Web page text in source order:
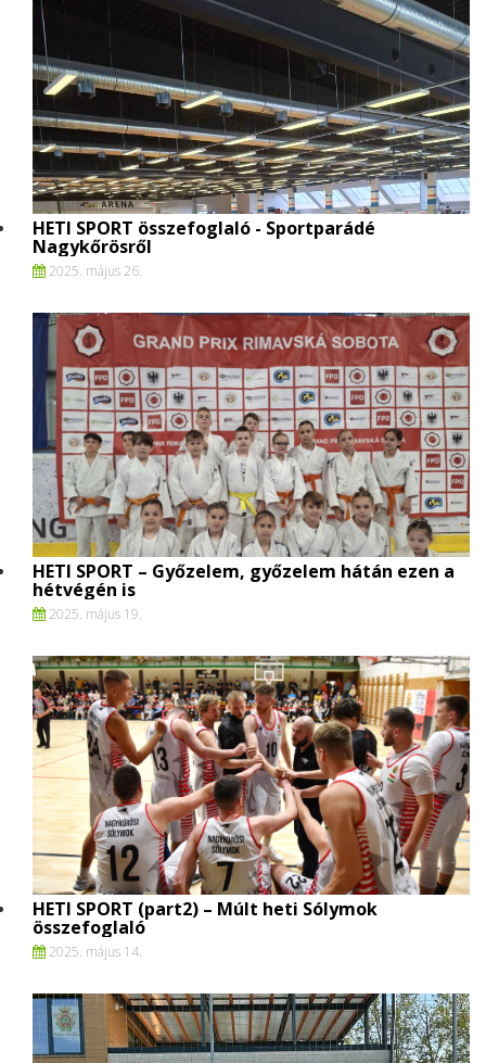
HETI SPORT összefoglaló - Sportparádé
Nagykőrösről
2025. május 26.
HETI SPORT – Győzelem, győzelem hátán ezen a
hétvégén is
2025. május 19.
HETI SPORT (part2) – Múlt heti Sólymok
összefoglaló
2025. május 14.